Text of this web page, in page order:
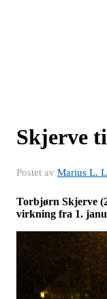
Skjerve
Postet av Marius L.
Torbjørn Skjerve
virkning fra 1.